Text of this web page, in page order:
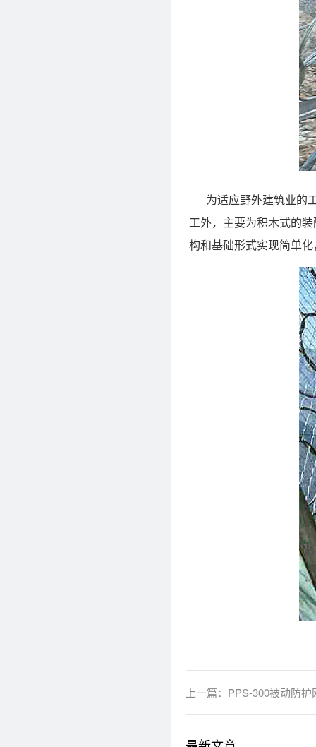
为适应野外建筑业的
工外，主要为积木式的
构和基础形式实现简单
上一篇： PPS-300被动防护